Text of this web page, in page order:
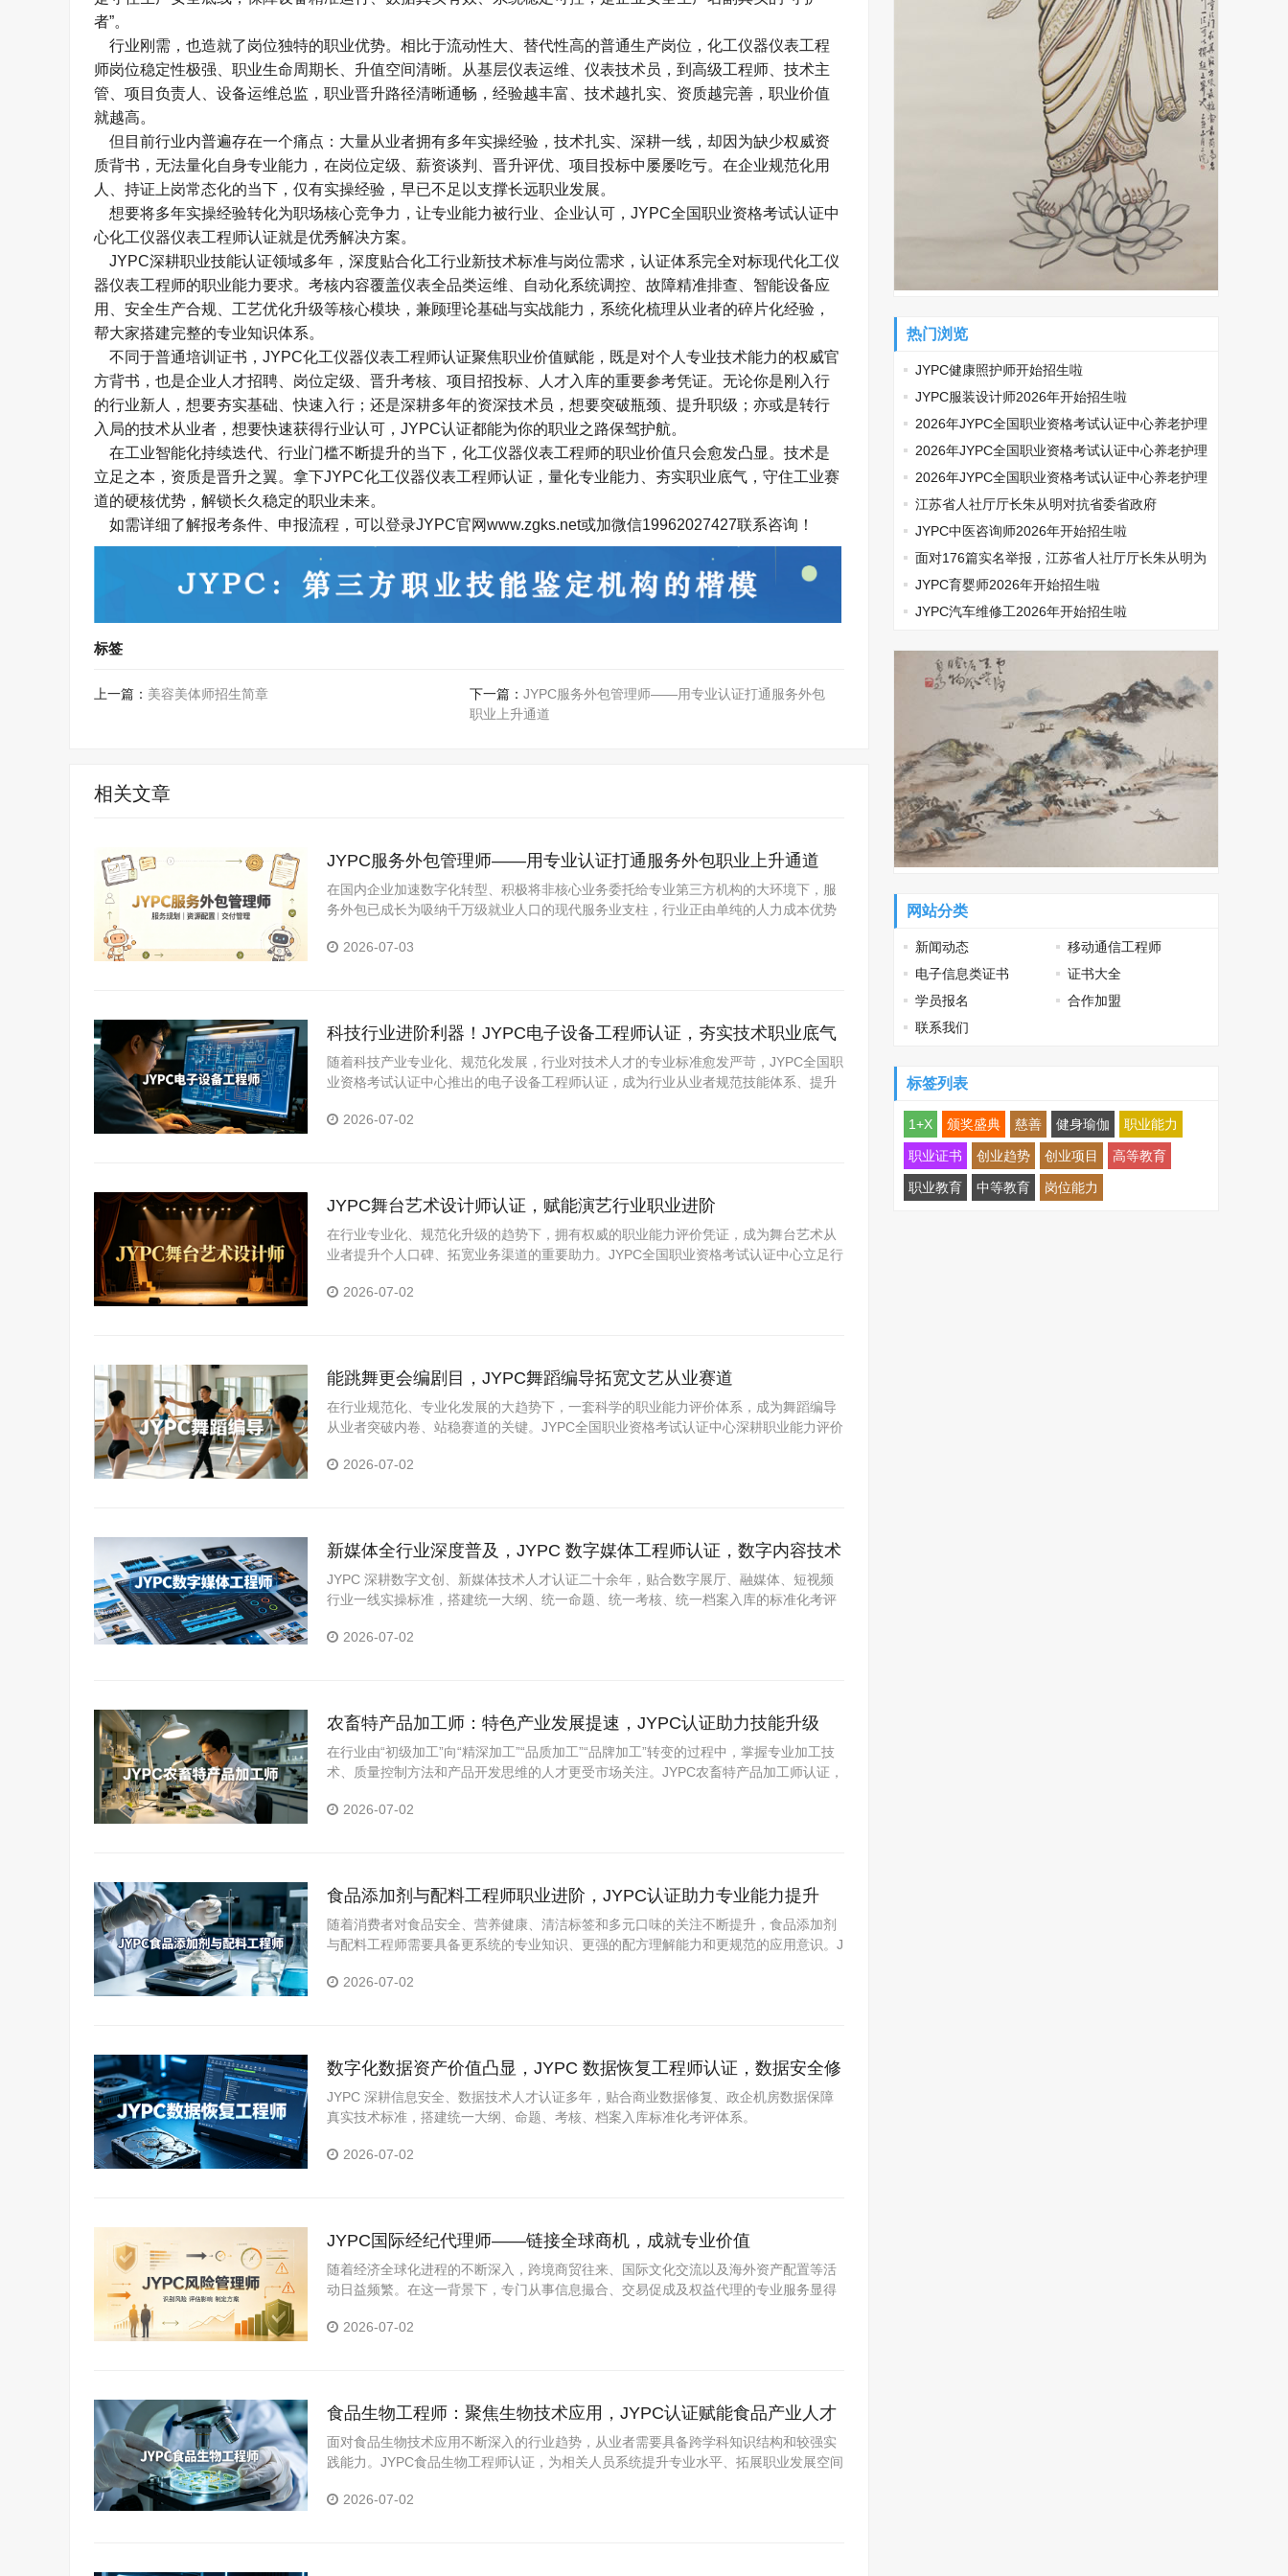
者”。
行业刚需，也造就了岗位独特的职业优势。相比于流动性大、替代性高的普通生产岗位，化工仪器仪表工程
师岗位稳定性极强、职业生命周期长、升值空间清晰。从基层仪表运维、仪表技术员，到高级工程师、技术主
管、项目负责人、设备运维总监，职业晋升路径清晰通畅，经验越丰富、技术越扎实、资质越完善，职业价值
就越高。
但目前行业内普遍存在一个痛点：大量从业者拥有多年实操经验，技术扎实、深耕一线，却因为缺少权威资
质背书，无法量化自身专业能力，在岗位定级、薪资谈判、晋升评优、项目投标中屡屡吃亏。在企业规范化用
人、持证上岗常态化的当下，仅有实操经验，早已不足以支撑长远职业发展。
想要将多年实操经验转化为职场核心竞争力，让专业能力被行业、企业认可， JYPC全国职业资格考试认证中
心化工仪器仪表工程师认证就是优秀解决方案。
JYPC深耕职业技能认证领域多年，深度贴合化工行业新技术标准与岗位需求，认证体系完全对标现代化工仪
器仪表工程师的职业能力要求。考核内容覆盖仪表全品类运维、自动化系统调控、故障精准排查、智能设备应
用、安全生产合规、工艺优化升级等核心模块，兼顾理论基础与实战能力，系统化梳理从业者的碎片化经验，
帮大家搭建完整的专业知识体系。
不同于普通培训证书， JYPC化工仪器仪表工程师认证聚焦职业价值赋能，既是对个人专业技术能力的权威官
方背书，也是企业人才招聘、岗位定级、晋升考核、项目招投标、人才入库的重要参考凭证。无论你是刚入行
的行业新人，想要夯实基础、快速入行；还是深耕多年的资深技术员，想要突破瓶颈、提升职级；亦或是转行
入局的技术从业者，想要快速获得行业认可， JYPC认证都能为你的职业之路保驾护航。
在工业智能化持续迭代、行业门槛不断提升的当下，化工仪器仪表工程师的职业价值只会愈发凸显。技术是
立足之本，资质是晋升之翼。拿下JYPC化工仪器仪表工程师认证，量化专业能力、夯实职业底气，守住工业赛
道的硬核优势，解锁长久稳定的职业未来。
如需详细了解报考条件、申报流程，可以登录JYPC官网www.zgks.net或加微信19962027427联系咨询！
标签
上一篇： 美容美体师招生简章 下一篇： JYPC服务外包管理师——用专业认证打通服务外包
职业上升通道
相关文章
JYPC服务外包管理师——用专业认证打通服务外包职业上升通道
在国内企业加速数字化转型、积极将非核心业务委托给专业第三方机构的大环境下，服
务外包已成长为吸纳千万级就业人口的现代服务业支柱，行业正由单纯的人力成本优势
复合型管理人才需求不断加大。
2026-07-03
科技行业进阶利器！JYPC电子设备工程师认证，夯实技术职业底气
随着科技产业专业化、规范化发展，行业对技术人才的专业标准愈发严苛，JYPC全国职
业资格考试认证中心推出的电子设备工程师认证，成为行业从业者规范技能体系、提升
2026-07-02
JYPC舞台艺术设计师认证，赋能演艺行业职业进阶
在行业专业化、规范化升级的趋势下，拥有权威的职业能力评价凭证，成为舞台艺术从
业者提升个人口碑、拓宽业务渠道的重要助力。JYPC全国职业资格考试认证中心立足行
化评价体系，为行业人才提供标准化的能力佐证。
2026-07-02
能跳舞更会编剧目，JYPC舞蹈编导拓宽文艺从业赛道
在行业规范化、专业化发展的大趋势下，一套科学的职业能力评价体系，成为舞蹈编导
从业者突破内卷、站稳赛道的关键。JYPC全国职业资格考试认证中心深耕职业能力评价
系，精准匹配市场用人标准与行业发展趋势。
2026-07-02
新媒体全行业深度普及，JYPC 数字媒体工程师认证，数字内容技术
人才拓宽职业上升通道
JYPC 深耕数字文创、新媒体技术人才认证二十余年，贴合数字展厅、融媒体、短视频
行业一线实操标准，搭建统一大纲、统一命题、统一考核、统一档案入库的标准化考评
2026-07-02
农畜特产品加工师：特色产业发展提速，JYPC认证助力技能升级
在行业由“初级加工”向“精深加工”“品质加工”“品牌加工”转变的过程中，掌握专业加工技
术、质量控制方法和产品开发思维的人才更受市场关注。JYPC农畜特产品加工师认证，
2026-07-02
食品添加剂与配料工程师职业进阶，JYPC认证助力专业能力提升
随着消费者对食品安全、营养健康、清洁标签和多元口味的关注不断提升，食品添加剂
与配料工程师需要具备更系统的专业知识、更强的配方理解能力和更规范的应用意识。J
力。2026-07-02
数字化数据资产价值凸显，JYPC 数据恢复工程师认证，数据安全修
复技术人才拓宽职业发展路径
JYPC 深耕信息安全、数据技术人才认证多年，贴合商业数据修复、政企机房数据保障
真实技术标准，搭建统一大纲、命题、考核、档案入库标准化考评体系。
2026-07-02
JYPC国际经纪代理师——链接全球商机，成就专业价值
随着经济全球化进程的不断深入，跨境商贸往来、国际文化交流以及海外资产配置等活
动日益频繁。在这一背景下，专门从事信息撮合、交易促成及权益代理的专业服务显得
职业竞争力的有效途径。
2026-07-02
食品生物工程师：聚焦生物技术应用，JYPC认证赋能食品产业人才
面对食品生物技术应用不断深入的行业趋势，从业者需要具备跨学科知识结构和较强实
践能力。JYPC食品生物工程师认证，为相关人员系统提升专业水平、拓展职业发展空间
2026-07-02
热门浏览
JYPC健康照护师开始招生啦
JYPC服装设计师2026年开始招生啦
2026年JYPC全国职业资格考试认证中心养老护理
师开始报名啦
2026年JYPC全国职业资格考试认证中心养老护理
师开始报名啦
2026年JYPC全国职业资格考试认证中心养老护理
师开始报名啦
江苏省人社厅厅长朱从明对抗省委省政府
JYPC中医咨询师2026年开始招生啦
面对176篇实名举报，江苏省人社厅厅长朱从明为
何选择沉默
JYPC育婴师2026年开始招生啦
JYPC汽车维修工2026年开始招生啦
网站分类
新闻动态
移动通信工程师
电子信息类证书
证书大全
学员报名
合作加盟
联系我们
标签列表
1+X 颁奖盛典 慈善 健身瑜伽 职业能力
职业证书 创业趋势 创业项目 高等教育
职业教育 中等教育 岗位能力